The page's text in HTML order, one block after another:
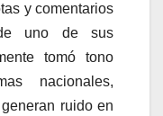
y comentarios
uno de sus
tomó tono
nacionales,
ruido en